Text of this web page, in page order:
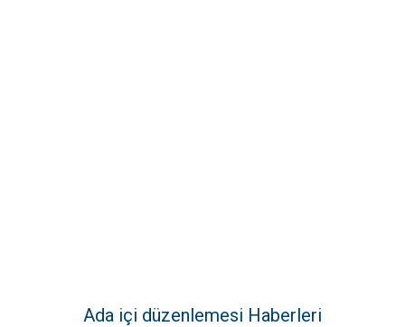
Ada içi düzenlemesi Haberleri